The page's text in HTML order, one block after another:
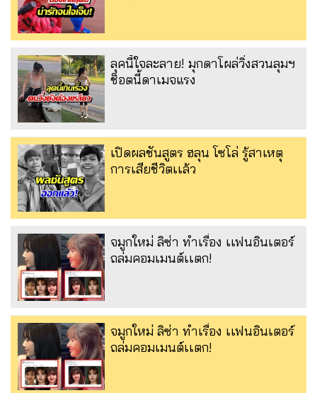
ลุคนี้ใจละลาย! มุกดาโผล่วิ่งสวนลุมฯ
ช็อตนี้ดาเมจแรง
เปิดผลชันสูตร ฮลุน โซโล่ รู้สาเหตุ
การเสียชีวิตเเล้ว
จมูกใหม่ ลิซ่า ทำเรื่อง เเฟนอินเตอร์
ถล่มคอมเมนต์เเตก!
จมูกใหม่ ลิซ่า ทำเรื่อง เเฟนอินเตอร์
ถล่มคอมเมนต์เเตก!